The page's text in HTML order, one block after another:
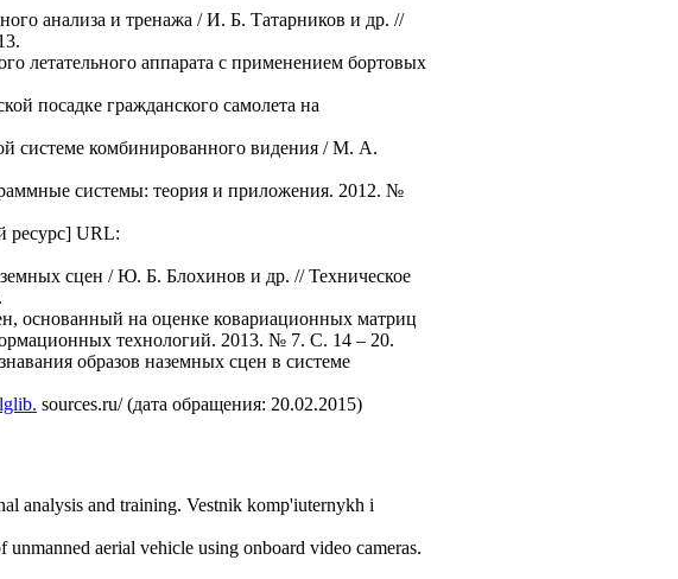
анализа и тренажа / И. Б. Татарников и др. //
летательного аппарата с применением бортовых
посадке гражданского самолета на
системе комбинированного видения / М. А.
системы: теория и приложения. 2012. №
URL:
сцен / Ю. Б. Блохинов и др. // Техническое
основанный на оценке ковариационных матриц
технологий. 2013. № 7. С. 14 – 20.
образов наземных сцен в системе
sources.ru/ (дата обращения: 20.02.2015)
analysis and training. Vestnik komp'iuternykh i
aerial vehicle using onboard video cameras.